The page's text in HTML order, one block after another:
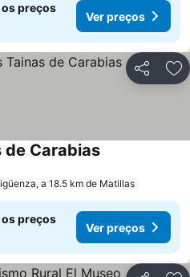
os preços
Ver preços
Partilhar
de Carabias
a 18.5 km de Matillas
os preços
Ver preços